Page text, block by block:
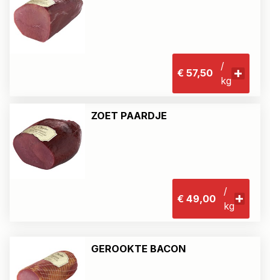
€ 57,50
/
kg
ZOET PAARDJE
€ 49,00
/
kg
GEROOKTE BACON